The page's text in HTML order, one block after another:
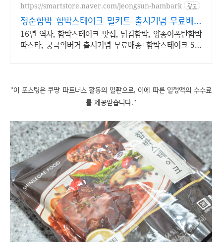
https://smartstore.naver.com/jeongsun-hambark 광고
정순함박 함박스테이크 밀키트 출시기념 무료배송
이벤트!
16년 역사, 함박스테이크 맛집, 튀김함박, 양송이폭탄함박
파스타, 궁극의버거 출시기념 무료배송+함박스테이크 5개
"이 포스팅은 쿠팡 파트너스 활동의 일환으로, 이에 따른 일정액의 수수료
를 제공받습니다."